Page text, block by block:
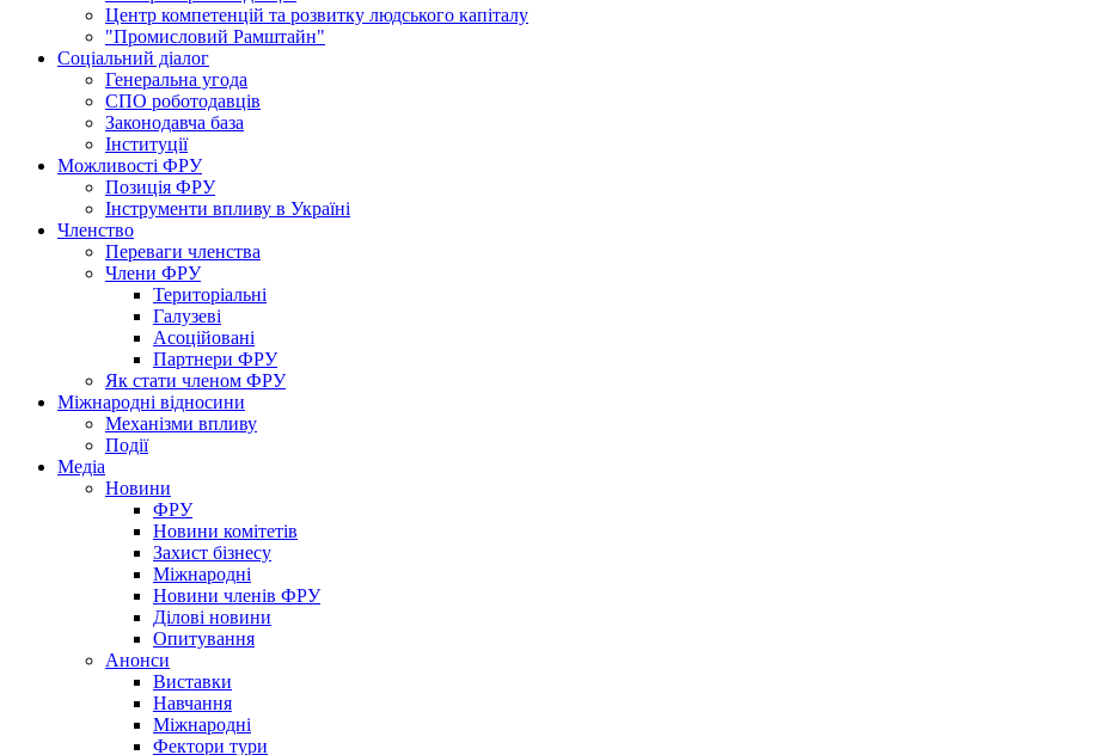
Центр компетенцій та розвитку людського капіталу
"Промисловий Рамштайн"
Соціальний діалог
Генеральна угода
СПО роботодавців
Законодавча база
Інституції
Можливості ФРУ
Позиція ФРУ
Інструменти впливу в Україні
Членство
Переваги членства
Члени ФРУ
Територіальні
Галузеві
Асоційовані
Партнери ФРУ
Як стати членом ФРУ
Міжнародні відносини
Механізми впливу
Події
Медіа
Новини
ФРУ
Новини комітетів
Захист бізнесу
Міжнародні
Новини членів ФРУ
Ділові новини
Опитування
Анонси
Виставки
Навчання
Міжнародні
Фектори тури